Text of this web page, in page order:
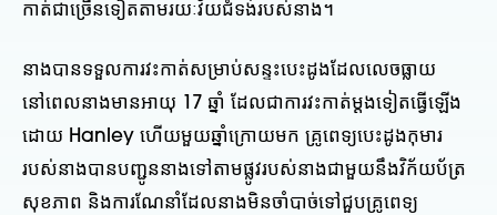
កាត់ជាច្រើនទៀតតាមរយៈវ័យជំទង់របស់នាង។
នាងបានទទួលការវះកាត់សម្រាប់សន្ទះបេះដូងដែលលេចធ្លាយ
នៅពេលនាងមានអាយុ 17 ឆ្នាំ ដែលជាការវះកាត់ម្តងទៀតធ្វើឡើង
ដោយ Hanley ហើយមួយឆ្នាំក្រោយមក គ្រូពេទ្យបេះដូងកុមារ
របស់នាងបានបញ្ជូននាងទៅតាមផ្លូវរបស់នាងជាមួយនឹងវិក័យប័ត្រ
សុខភាព និងការណែនាំដែលនាងមិនចាំបាច់ទៅជួបគ្រូពេទ្យ